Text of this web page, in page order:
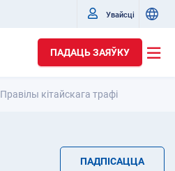
Увайсці
ПАДАЦЬ ЗАЯЎКУ
Правілы кітайскага трафі
ПАДПІСАЦЦА